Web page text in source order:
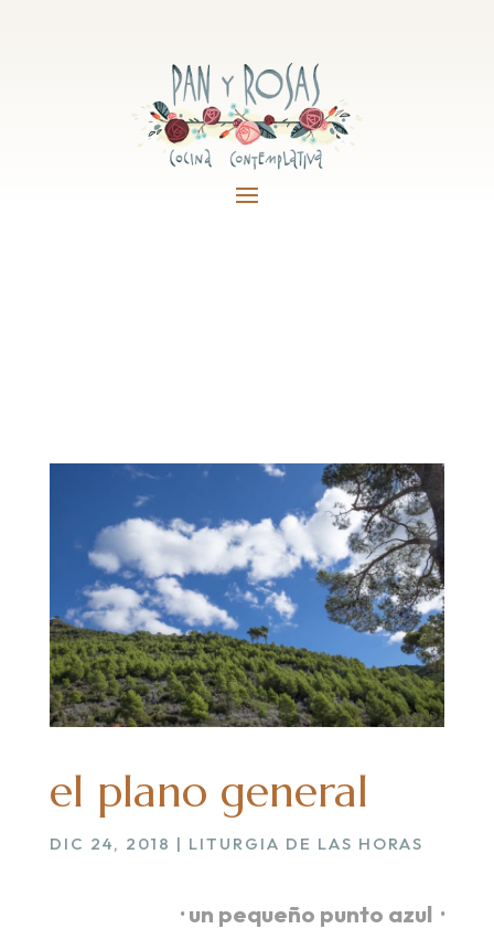
el plano general
DIC 24, 2018 | LITURGIA DE LAS HORAS
· un pequeño punto azul ·